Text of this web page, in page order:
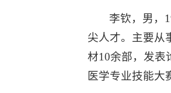
李钦，男，
尖人才。主要从
材10余部，发表
医学专业技能大